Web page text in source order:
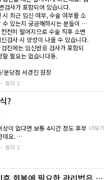
합니다.
한 시간 2개 이상 대형패드가 적
어짜는 통증이 계속될 때
력 유무를 구분 지을 수는 없습니
수 또한 알 수 없습니다.
의사에게 말씀을 해주셔야 진찰
다.
동의 없이는 타인에게 알려주지
걱정은 안 하셔도 될 거 같습니다.
검사가 포함되어 있습니다.
시 최근 임신 여부, 수술 여부를 소
수 있는지 궁금해하시는 분들이 많
천히 떨어지므로 수술 직후 소변
검사 시 양성이 나올 수 있습니다.
진에는 임신반응 검사가 포함되
할 필요는 없습니다동.
분당점 서경진 원장
토닥 2
?
상이 없다면 보통 4시간 정도 후부
데요.
좋으며, 그다음부터 위장에 문제
셔주면 됩니다.
마찬가지로 풍부한 단백질 섭취
.
더보기
토닥 2